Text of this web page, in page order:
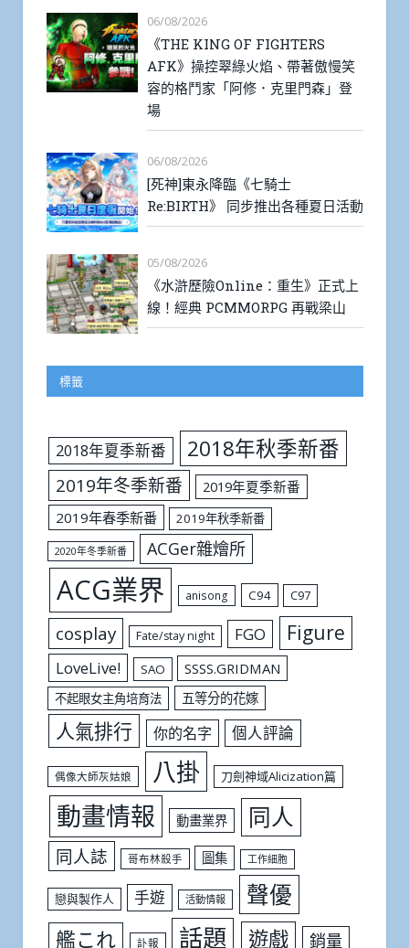
06/08/2026
《THE KING OF FIGHTERS
AFK》操控翠綠火焰、帶著傲慢笑
容的格鬥家「阿修．克里門森」登
場
06/08/2026
[死神]東永降臨《七騎士
Re:BIRTH》 同步推出各種夏日活動
05/08/2026
《水滸歷險Online：重生》正式上
線！經典 PCMMORPG 再戰梁山
標籤
2018年夏季新番 2018年秋季新番
2019年冬季新番
2019年夏季新番
2019年春季新番
2019年秋季新番
2020年冬季新番 ACGer雜燴所
ACG業界 anisong C94 C97
cosplay Fate/stay night FGO Figure
LoveLive! SAO SSSS.GRIDMAN
不起眼女主角培育法 五等分的花嫁
人氣排行 你的名字 個人評論
偶像大師灰姑娘 八掛 刀劍神域Alicization篇
動畫情報 動畫業界 同人
同人誌 哥布林殺手 圖集 工作細胞
戀與製作人 手遊 活動情報 聲優
艦これ 訃報 話題 遊戲 銷量